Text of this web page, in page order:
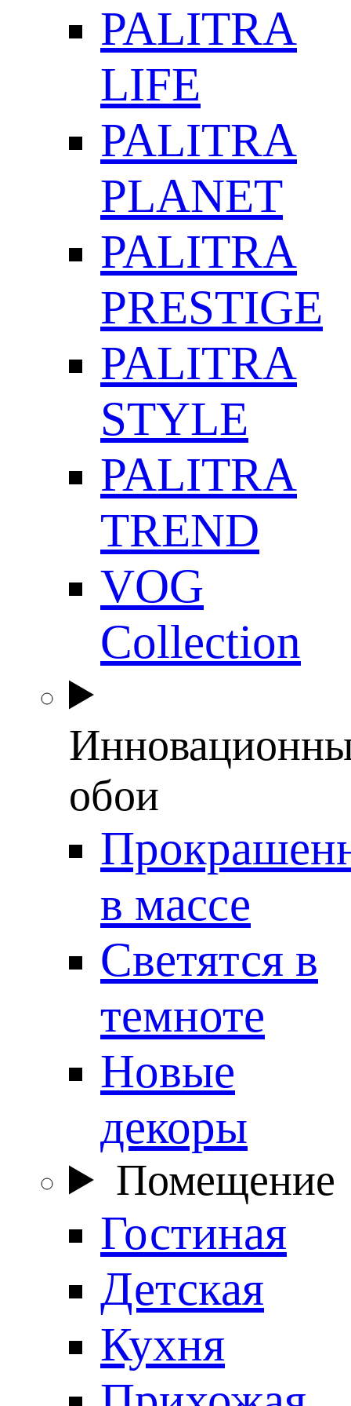
PALITRA
LIFE
PALITRA
PLANET
PALITRA
PRESTIGE
PALITRA
STYLE
PALITRA
TREND
VOG
Collection
обои
в массе
Светятся в
темноте
Новые
декоры
Помещение
Гостиная
Детская
Кухня